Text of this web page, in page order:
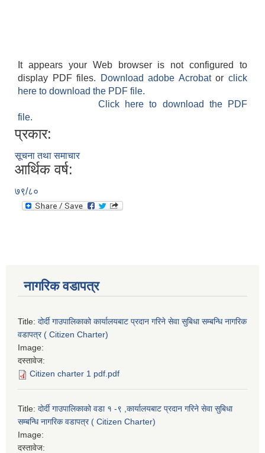
It appears your Web browser is not configured to
display PDF files.
Download adobe Acrobatorclick
here to download the PDF file.
Click here to download the PDF
file.
प्रकार:
सूचना तथा समाचार
आर्थिक वर्ष:
७९/८०
नागरिक वडापत्र
Title: दोर्दी गाउपालिकाको कार्यालयबाट प्रदान गरिने सेवा सुबिधा सम्बन्धि नागरिक
वडापत्र ( Citizen Charter)
Image:
दस्तावेज:
Citizen charter 1 pdf.pdf
Title: दोर्दी गाउपालिकाको वडा १ -९ ,कार्यालयबाट प्रदान गरिने सेवा सुबिधा
सम्बन्धि नागरिक वडापत्र ( Citizen Charter)
Image:
दस्तावेज: